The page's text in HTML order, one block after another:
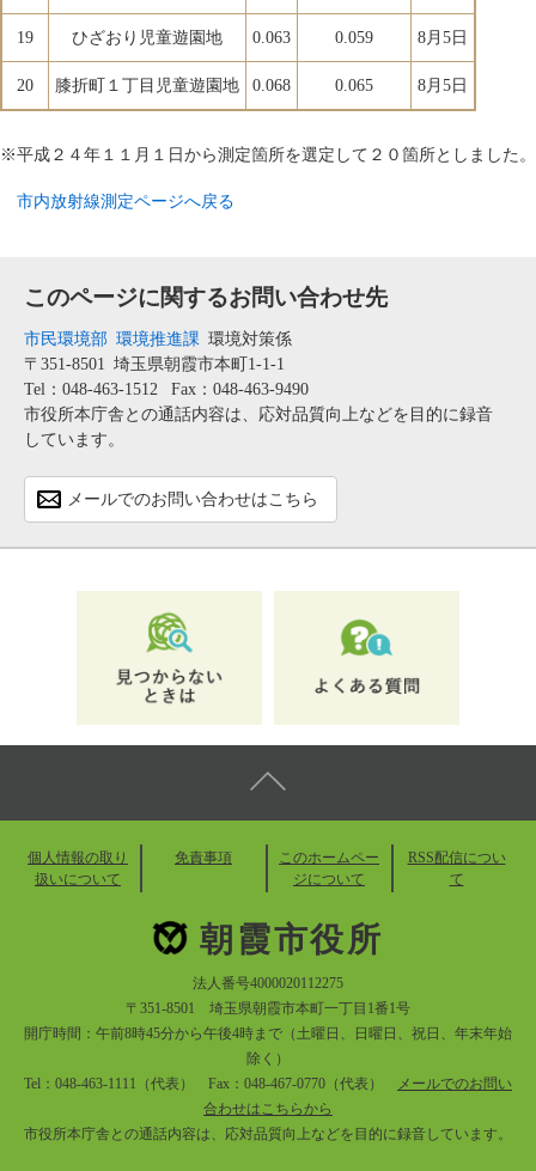
19 ひざおり児童遊園地 0.063 0.059 8月5日
20 膝折町１丁目児童遊園地 0.068 0.065 8月5日
※平成２４年１１月１日から測定箇所を選定して２０箇所としました。
市内放射線測定ページへ戻る
このページに関するお問い合わせ先
市民環境部 環境推進課 環境対策係
〒351-8501 埼玉県朝霞市本町1-1-1
Tel：048-463-1512
Fax：048-463-9490
市役所本庁舎との通話内容は、応対品質向上などを目的に録音
しています。
メールでのお問い合わせはこちら
個人情報の取り
扱いについて
免責事項
このホームペー
ジについて
RSS配信につい
て
朝霞市役所
法人番号4000020112275
〒351-8501 埼玉県朝霞市本町一丁目1番1号
開庁時間：午前8時45分から午後4時まで（土曜日、日曜日、祝日、年末年始
除く）
Tel：048-463-1111（代表） Fax：048-467-0770（代表）
メールでのお問い
合わせはこちらから
市役所本庁舎との通話内容は、応対品質向上などを目的に録音しています。